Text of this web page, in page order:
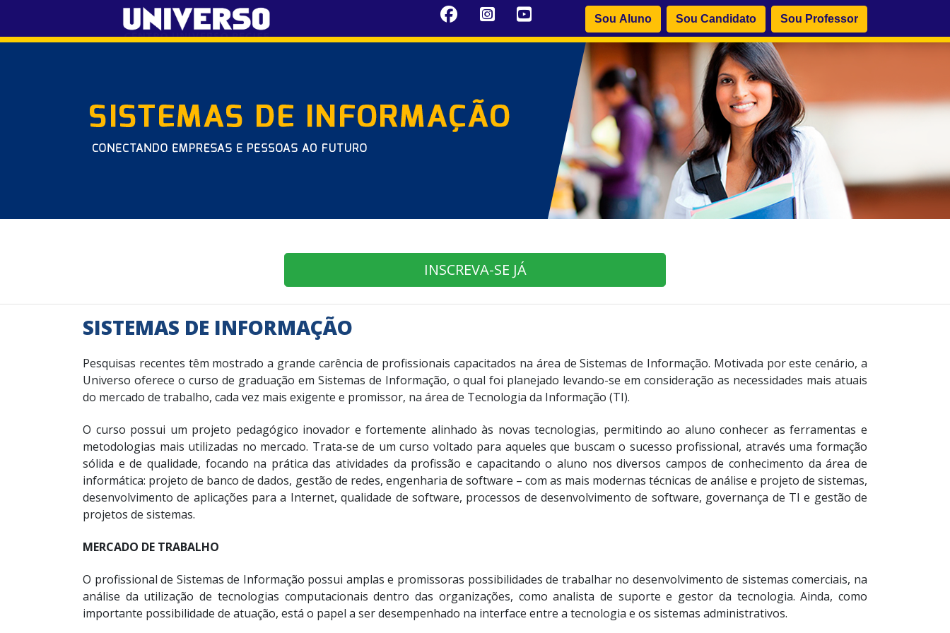
Sou Aluno Sou Candidato Sou Professor
INSCREVA-SE JÁ
SISTEMAS DE INFORMAÇÃO
Pesquisas recentes têm mostrado a grande carência de profissionais capacitados na área de Sistemas de Informação. Motivada por este cenário, a
Universo oferece o curso de graduação em Sistemas de Informação, o qual foi planejado levando-se em consideração as necessidades mais atuais
do mercado de trabalho, cada vez mais exigente e promissor, na área de Tecnologia da Informação (TI).
O curso possui um projeto pedagógico inovador e fortemente alinhado às novas tecnologias, permitindo ao aluno conhecer as ferramentas e
metodologias mais utilizadas no mercado. Trata-se de um curso voltado para aqueles que buscam o sucesso profissional, através uma formação
sólida e de qualidade, focando na prática das atividades da profissão e capacitando o aluno nos diversos campos de conhecimento da área de
informática: projeto de banco de dados, gestão de redes, engenharia de software – com as mais modernas técnicas de análise e projeto de sistemas,
desenvolvimento de aplicações para a Internet, qualidade de software, processos de desenvolvimento de software, governança de TI e gestão de
projetos de sistemas.
MERCADO DE TRABALHO
O profissional de Sistemas de Informação possui amplas e promissoras possibilidades de trabalhar no desenvolvimento de sistemas comerciais, na
análise da utilização de tecnologias computacionais dentro das organizações, como analista de suporte e gestor da tecnologia. Ainda, como
importante possibilidade de atuação, está o papel a ser desempenhado na interface entre a tecnologia e os sistemas administrativos.